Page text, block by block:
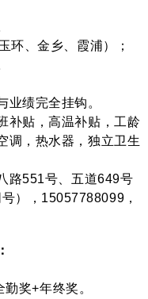
环、金乡、霞浦）；
业绩完全挂钩。
补贴，高温补贴，工龄
调，热水器，独立卫生
路551号、五道649号
），15057788099，
奖+年终奖。